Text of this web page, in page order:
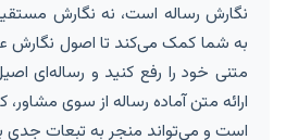
نگارش رساله است، نه نگارش
به شما کمک می‌کند تا اصول نگارش
متنی خود را رفع کنید و رساله‌ای
ارائه متن آماده رساله از سوی
است و می‌تواند منجر به تبعات جدی